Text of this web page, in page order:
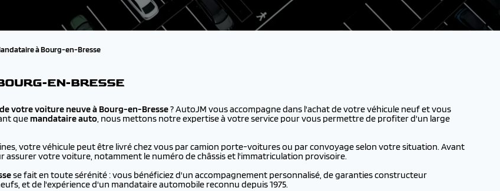
à Bourg-en-Bresse
EN-BRESSE
votre voiture neuve à Bourg-en-Bresse? AutoJM vous accompagne dans l'achat de votre véhicule neuf et vous
quemandataire auto, nous mettons notre expertise à votre service pour vous permettre de profiter d'un large
votre véhicule peut être livré chez vous par camion porte-voitures ou par convoyage selon votre situation. Avant
assurer votre voiture, notamment le numéro de châssis et l'immatriculation provisoire.
se fait en toute sérénité : vous bénéficiez d'un accompagnement personnalisé, de garanties constructeur
et de l'expérience d'un mandataire automobile reconnu depuis 1975.